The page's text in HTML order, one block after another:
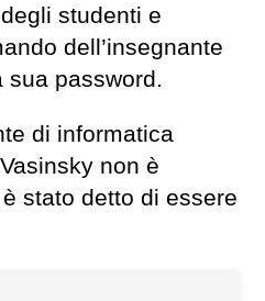
studenti e
dell’insegnante
sua password.
di informatica
non è
stato detto di essere